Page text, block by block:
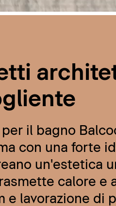
per il bagno
con una forte
un'estetica
calore e
e lavorazione di